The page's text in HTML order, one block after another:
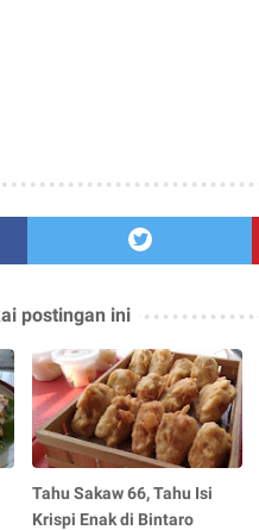
postingan ini
Tahu Sakaw 66, Tahu Isi
Krispi Enak di Bintaro